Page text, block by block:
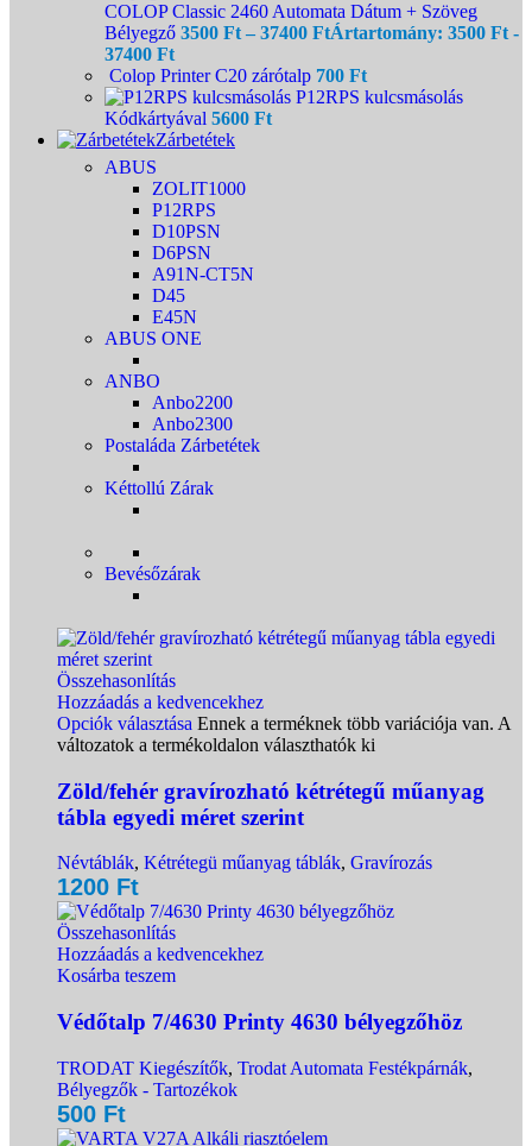
COLOP Classic 2460 Automata Dátum + Szöveg
Bélyegző 3500 Ft – 37400 FtÁrtartomány: 3500 Ft -
37400 Ft
Colop Printer C20 zárótalp 700 Ft
P12RPS kulcsmásolás
Kódkártyával 5600 Ft
Zárbetétek
ABUS
ZOLIT1000
P12RPS
D10PSN
D6PSN
A91N-CT5N
D45
E45N
ABUS ONE
ANBO
Anbo2200
Anbo2300
Postaláda Zárbetétek
Kéttollú Zárak
Bevésőzárak
Összehasonlítás
Hozzáadás a kedvencekhez
Opciók választása Ennek a terméknek több variációja van. A
változatok a termékoldalon választhatók ki
Zöld/fehér gravírozható kétrétegű műanyag
tábla egyedi méret szerint
Névtáblák, Kétrétegü műanyag táblák, Gravírozás
1200 Ft
Összehasonlítás
Hozzáadás a kedvencekhez
Kosárba teszem
Védőtalp 7/4630 Printy 4630 bélyegzőhöz
TRODAT Kiegészítők, Trodat Automata Festékpárnák,
Bélyegzők - Tartozékok
500 Ft